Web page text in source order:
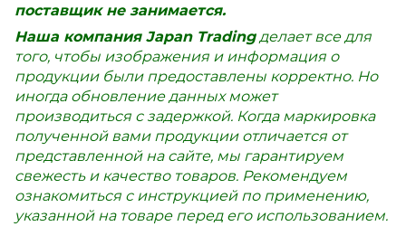
поставщик не занимается.
Наша компания Japan Tradingделает все для
того, чтобы изображения и информация о
продукции были предоставлены корректно. Но
иногда обновление данных может
производиться с задержкой. Когда маркировка
полученной вами продукции отличается от
представленной на сайте, мы гарантируем
свежесть и качество товаров. Рекомендуем
ознакомиться с инструкцией по применению,
указанной на товаре перед его использованием.